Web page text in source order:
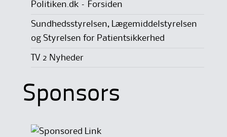
Politiken.dk – Forsiden
Sundhedsstyrelsen, Lægemiddelstyrelsen
og Styrelsen for Patientsikkerhed
TV 2 Nyheder
Sponsors